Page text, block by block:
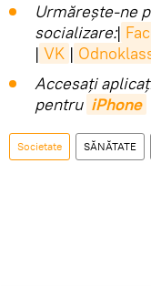
Urmărește-ne
socializare:|
| VK |
Accesaţi
pentru iPhone
Societate SĂNĂTATE